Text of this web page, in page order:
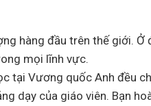
hàng đầu trên thế giới. Ở
mọi lĩnh vực.
tại Vương quốc Anh đều
dạy của giáo viên. Bạn